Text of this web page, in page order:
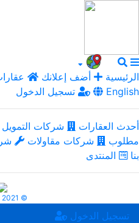
الرئيسية أضف إعلانك
تسجيل الدخول
English
أحدث العقارات شركات التمويل
مطلوب
شركات مقاولات
بنا
المنتدى
2021 ©
تسجيل الدخول